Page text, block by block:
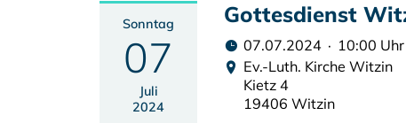
Sonntag
07
Juli
2024
Gottesdienst
07.07.2024 · 10:00 Uhr
Ev.-Luth. Kirche Witzin
Kietz 4
19406 Witzin